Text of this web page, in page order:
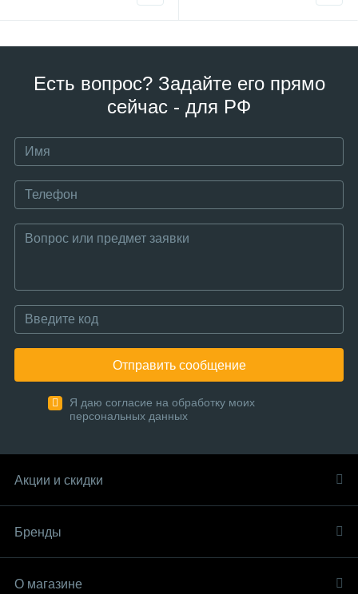
Есть вопрос? Задайте его прямо
сейчас - для РФ
Отправить сообщение
Я даю согласие на обработку моих
персональных данных
Акции и скидки
Бренды
О магазине